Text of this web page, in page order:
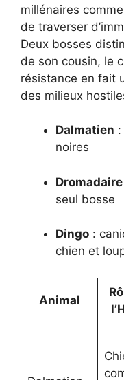
millénaires
de traverser
Deux bosses
de son cousin, le
résistance en fait
des milieux
Dalmatien
noires
Dromadaire
seul bosse
Dingo :
chien et
Animal